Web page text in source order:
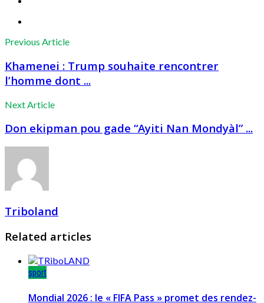
Previous Article
Khamenei : Trump souhaite rencontrer
l’homme dont ...
Next Article
Don ekipman pou gade “Ayiti Nan Mondyàl” ...
Triboland
Related articles
sport
Mondial 2026 : le « FIFA Pass » promet des rendez-